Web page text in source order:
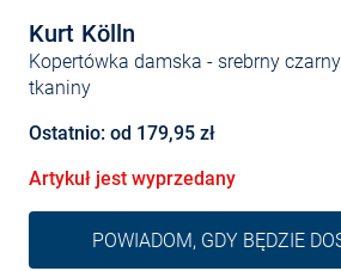
Kurt Kölln
Kopertówka damska - srebrny
tkaniny
Ostatnio: od 179,95 zł
Artykuł jest wyprzedany
POWIADOM, GDY BĘDZIE